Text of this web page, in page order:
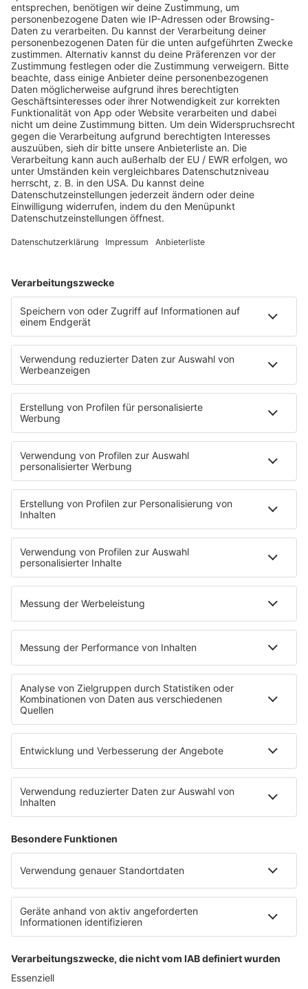
Jetzt abspielen
Es läuft:
Nico Santos mit RAY OF LIGHT
Hinweis: Wenn du etwas googelst, erscheint
neben den normalen Suchergebnissen auch eine
Box mit aktuellen News. Wenn du bigFM als
bevorzugte Quelle auswählst, werden dir unsere
Inhalte dort künftig häufiger angezeigt.
bigFM hier als bevorzugte Quelle hinzu.
STARTSEITE
PRESSE & KONTAKT
Pressekontakt
Pressemeldungen
Über Music Made in Germany
Über Miriam Audrey Hannah
WERBUNG
Leistungen und Produkte
Mediadaten und Preisliste
Datenschutz
Datenschutzeinstellungen
Datenverarbeitung bei Gewinnspielen
Teilnahmebedingungen
Bildnachweise
KI-Leitlinie
Die Initiative für die deutsche
Musikszene